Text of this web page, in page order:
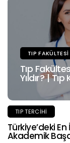
TIP
Tıp
Yıldır? |
TIP TERCIHI
Türkiye’deki
Akademik